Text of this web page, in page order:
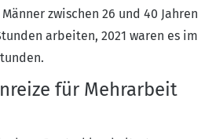
zwischen 26 und 40 Jahren
arbeiten, 2021 waren es im
für Mehrarbeit